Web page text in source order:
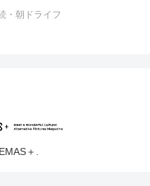
・朝ドライフ
＋.